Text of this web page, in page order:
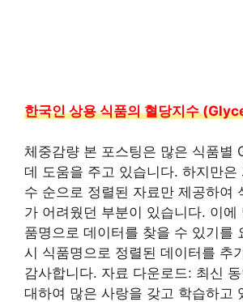
한국인 상용 식품의 혈당지수
체중감량 본 포스팅은 많은 식품별
데 도움을 주고 있습니다. 하지만은
수 순으로 정렬된 자료만 제공하여
가 어려웠던 부분이 있습니다. 이에
품명으로 데이터를 찾을 수 있기를
시 식품명으로 정렬된 데이터를 추
감사합니다. 자료 다운로드: 최신
대하여 많은 사랑을 갖고 학습하고